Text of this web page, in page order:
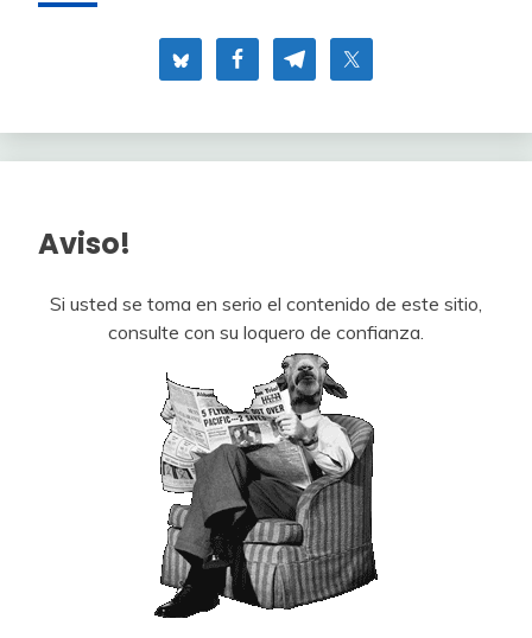
Aviso!
Si usted se toma en serio el contenido de este sitio,
consulte con su loquero de confianza.